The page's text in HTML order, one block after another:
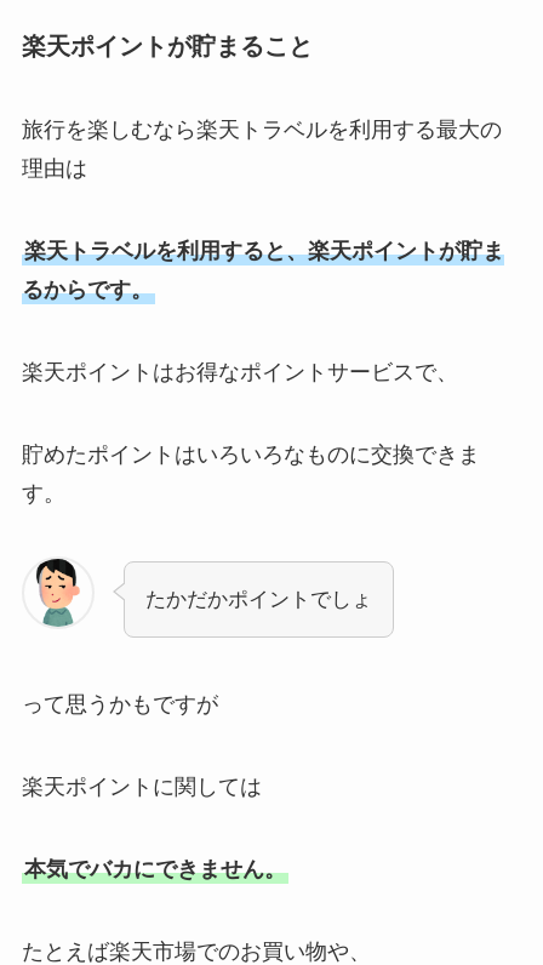
楽天ポイントが貯まること
旅行を楽しむなら楽天トラベルを利用する最大の
理由は
楽天トラベルを利用すると、楽天ポイントが貯ま
るからです。
楽天ポイントはお得なポイントサービスで、
貯めたポイントはいろいろなものに交換できま
す。
たかだかポイントでしょ
って思うかもですが
楽天ポイントに関しては
本気でバカにできません。
たとえば楽天市場でのお買い物や、